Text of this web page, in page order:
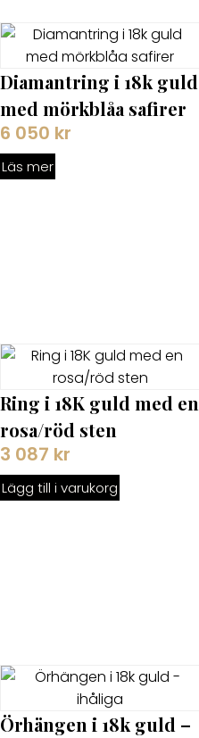
Diamantring i 18k guld
med mörkblåa safirer
6 050 kr
Läs mer
Ring i 18K guld med en
rosa/röd sten
3 087 kr
Lägg till i varukorg
Örhängen i 18k guld –